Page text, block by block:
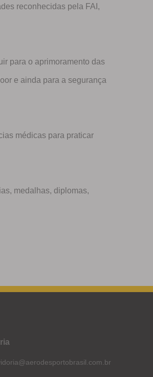
reconhecidas pela FAI,
para o aprimoramento das
e ainda para a segurança
médicas para praticar
medalhas, diplomas,